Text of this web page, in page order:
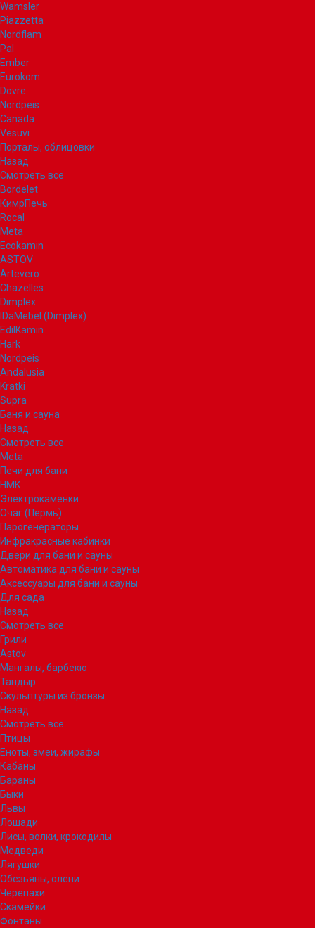
Wamsler
Piazzetta
Nordflam
Pal
Ember
Eurokom
Dovre
Nordpeis
Canada
Vesuvi
Порталы, облицовки
Назад
Смотреть все
Bordelet
КимрПечь
Rocal
Meta
Ecokamin
ASTOV
Artevero
Chazelles
Dimplex
IDaMebel (Dimplex)
EdilKamin
Hark
Nordpeis
Andalusia
Kratki
Supra
Баня и сауна
Назад
Смотреть все
Meta
Печи для бани
НМК
Электрокаменки
Очаг (Пермь)
Парогенераторы
Инфракрасные кабинки
Двери для бани и сауны
Автоматика для бани и сауны
Аксессуары для бани и сауны
Для сада
Назад
Смотреть все
Грили
Astov
Мангалы, барбекю
Тандыр
Скульптуры из бронзы
Назад
Смотреть все
Птицы
Еноты, змеи, жирафы
Кабаны
Бараны
Быки
Львы
Лошади
Лисы, волки, крокодилы
Медведи
Лягушки
Обезьяны, олени
Черепахи
Скамейки
Фонтаны